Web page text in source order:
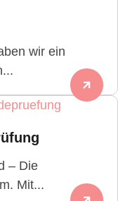
wir ein
– Die
Mit...